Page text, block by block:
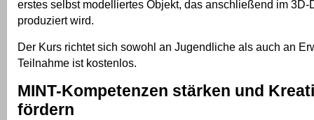
erstes selbst modelliertes Objekt, das anschließend im 3D-
produziert wird.
Der Kurs richtet sich sowohl an Jugendliche als auch an
Teilnahme ist kostenlos.
MINT-Kompetenzen stärken und
fördern